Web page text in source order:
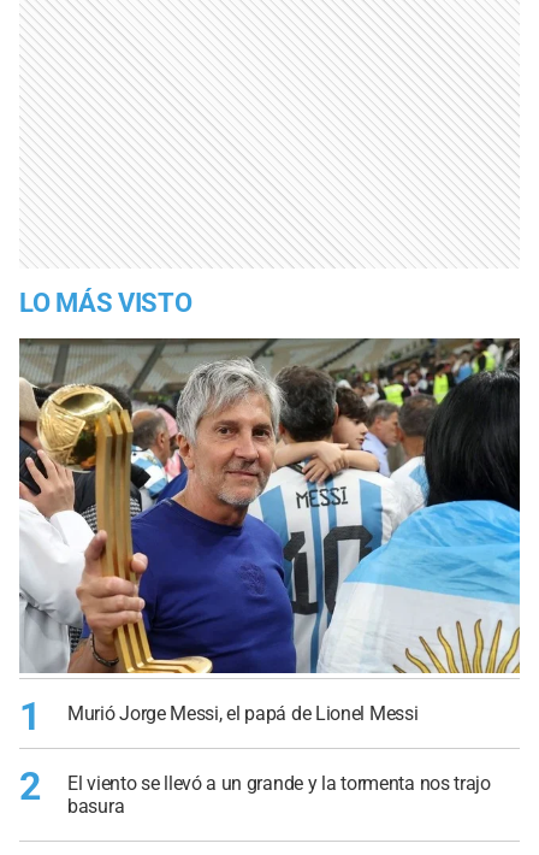
LO MÁS VISTO
1 Murió Jorge Messi, el papá de Lionel Messi
2
El viento se llevó a un grande y la tormenta nos trajo
basura